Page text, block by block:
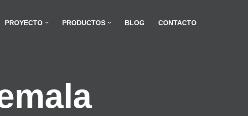
PROYECTO PRODUCTOS BLOG CONTACTO